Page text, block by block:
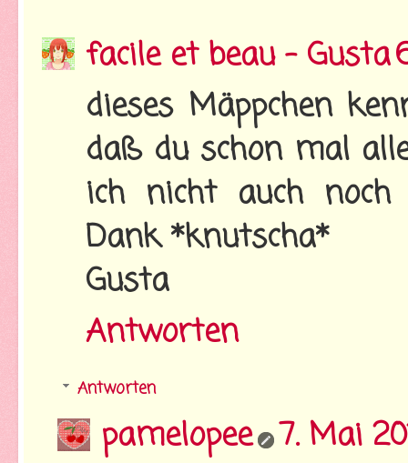
facile et beau - Gusta
dieses Mäppchen
daß du schon mal
ich nicht auch noch
Dank *knutscha*
Gusta
Antworten
Antworten
pamelopee 7. Mai